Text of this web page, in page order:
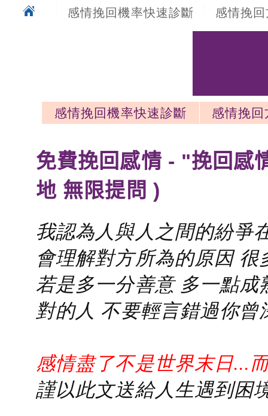
感情挽回機率快速診斷 感情挽
感情挽回機率快速診斷
感情挽
免費挽回感情 - "挽回感
地 無限提問 )
我認為人與人之間的紛爭
會理解對方所為的原因
若是多一分善意 多一點
對的人 不要輕言錯過你曾
感情盡了不是世界末日...
謹以此文送給人生遇到困